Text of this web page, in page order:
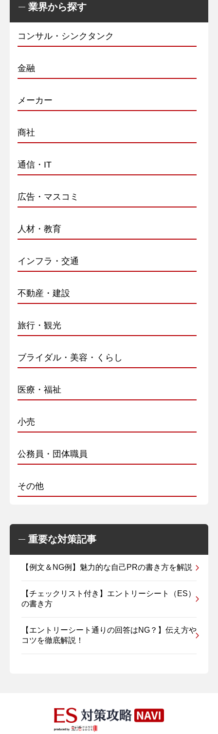
業界から探す
コンサル・シンクタンク
金融
メーカー
商社
通信・IT
広告・マスコミ
人材・教育
インフラ・交通
不動産・建設
旅行・観光
ブライダル・美容・くらし
医療・福祉
小売
公務員・団体職員
その他
重要な対策記事
【例文＆NG例】魅力的な自己PRの書き方を解説
【チェックリスト付き】エントリーシート（ES）
の書き方
【エントリーシート通りの回答はNG？】伝え方や
コツを徹底解説！